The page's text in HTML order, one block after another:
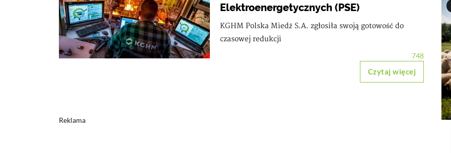
Elektroenergetycznych (PSE)
KGHM Polska Miedź S.A. zgłosiła swoją gotowość do
czasowej redukcji
748
Czytaj więcej
Reklama